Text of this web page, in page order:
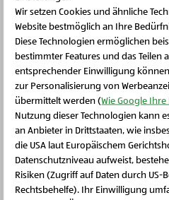
Weitere
Wir setzen Cookies und ähnliche
Website bestmöglich an Ihre
Diese Technologien ermöglichen
bestimmter Features und das Teilen
entsprechender Einwilligung
zur Personalisierung von
übermittelt werden (Wie Google
Nutzung dieser Technologien kann
an Anbieter in Drittstaaten, wie
die USA laut Europäischem
Datenschutzniveau aufweist,
Risiken (Zugriff auf Daten durch US-
Rechtsbehelfe). Ihr Einwilligung